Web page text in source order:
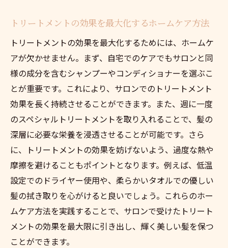
パーソナライズされたケアで髪に輝きを池袋発
あなたのためにカスタマイズされたトリー
トメント法
池袋サロンで受けるパーソナライズケアの
特徴
髪質に合わせた特別なトリートメントプラ
ン
個別対応で持続する髪の輝きを手に入れる
プロが教えるカスタマイズケアの秘訣
池袋発のオーダーメイドトリートメントを
体感
池袋で叶えるホームケアトリートメントの秘訣
自宅でのケアを充実させるための製品選び
美容師がすすめるホームケアの裏技とは
トリートメントの効果を最大化するホームケア方法
トリートメントの効果を最大化するためには、ホームケ
アが欠かせません。まず、自宅でのケアでもサロンと同
様の成分を含むシャンプーやコンディショナーを選ぶこ
とが重要です。これにより、サロンでのトリートメント
効果を長く持続させることができます。また、週に一度
のスペシャルトリートメントを取り入れることで、髪の
深層に必要な栄養を浸透させることが可能です。さら
に、トリートメントの効果を妨げないよう、過度な熱や
摩擦を避けることもポイントとなります。例えば、低温
設定でのドライヤー使用や、柔らかいタオルでの優しい
髪の拭き取りを心がけると良いでしょう。これらのホー
ムケア方法を実践することで、サロンで受けたトリート
メントの効果を最大限に引き出し、輝く美しい髪を保つ
ことができます。